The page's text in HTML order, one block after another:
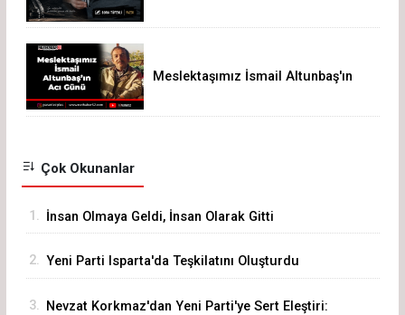
Meslektaşımız İsmail Altunbaş'ın
Çok Okunanlar
1. İnsan Olmaya Geldi, İnsan Olarak Gitti
2. Yeni Parti Isparta'da Teşkilatını Oluşturdu
3. Nevzat Korkmaz'dan Yeni Parti'ye Sert Eleştiri: